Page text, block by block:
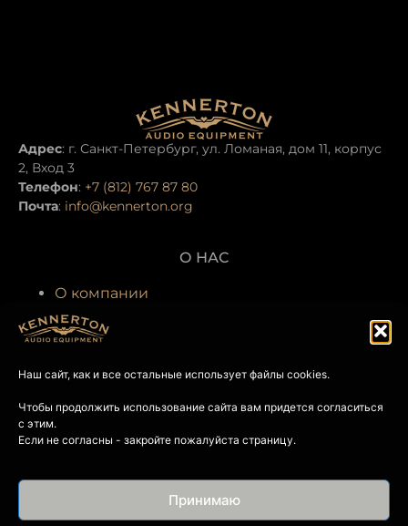
Наш сайт, как и все остальные использует файлы cookies.
Чтобы продолжить использование сайта вам придется согласиться
с этим.
Если не согласны - закройте пожалуйста страницу.
Принимаю
Адрес: г. Санкт-Петербург, ул. Ломаная, дом 11, корпус
2, Вход 3
Телефон: +7 (812) 767 87 80
Почта: info@kennerton.org
О НАС
О компании
Производство
Гарантия и сервис
ГДЕ КУПИТЬ
Интернет-магазин Kennerton
Магазины и шоу-румы партнеров